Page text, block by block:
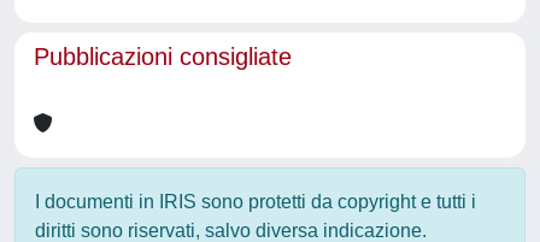
Pubblicazioni consigliate
I documenti in IRIS sono protetti da copyright e tutti i
diritti sono riservati, salvo diversa indicazione.